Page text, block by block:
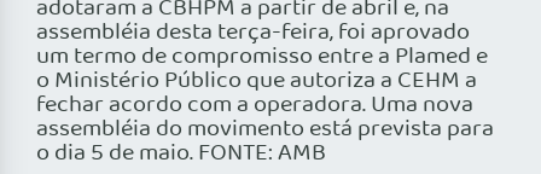
adotaram a CBHPM a partir de abril e, na
assembléia desta terça-feira, foi aprovado
um termo de compromisso entre a Plamed e
o Ministério Público que autoriza a CEHM a
fechar acordo com a operadora. Uma nova
assembléia do movimento está prevista para
o dia 5 de maio. FONTE: AMB